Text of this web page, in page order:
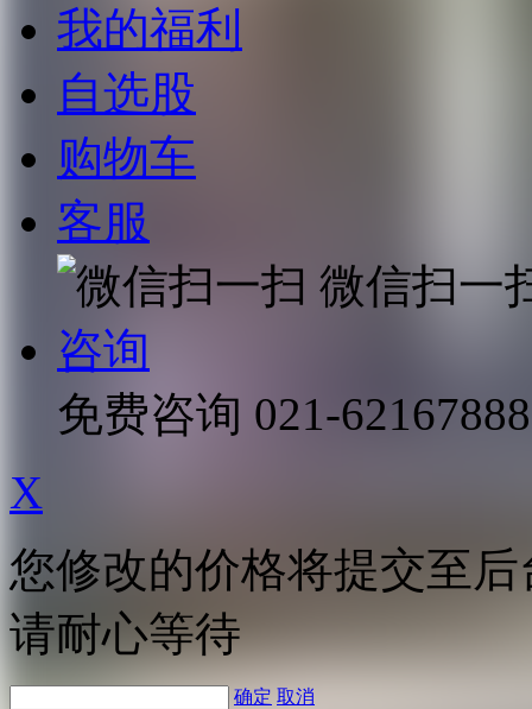
我的福利
自选股
购物车
客服
微信扫一
咨询
免费咨询 021-62167888
X
您修改的价格将提交至
请耐心等待
确定 取消